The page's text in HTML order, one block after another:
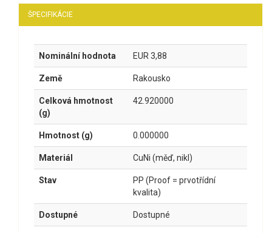
ŠPECIFIKÁCIE
Nominální hodnota EUR 3,88
Země Rakousko
Celková hmotnost
(g)
42.920000
Hmotnost (g) 0.000000
Materiál CuNi (měď, nikl)
Stav
PP (Proof = prvotřídní
kvalita)
Dostupné Dostupné